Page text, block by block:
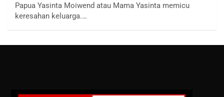
Papua Yasinta Moiwend atau Mama Yasinta memicu
keresahan keluarga.…